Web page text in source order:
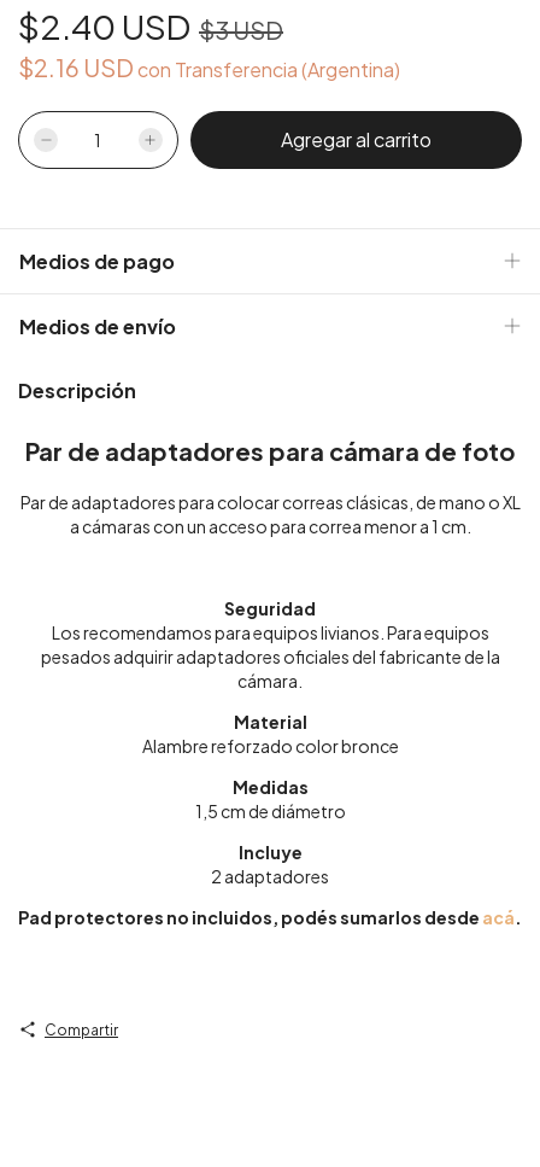
$2.40 USD $3 USD
$2.16 USDcon Transferencia (Argentina)
Medios de pago
Medios de envío
Descripción
Par de adaptadores para cámara de foto
Par de adaptadores para colocar correas clásicas, de mano o XL
a cámaras con un acceso para correa menor a 1 cm.
Seguridad
Los recomendamos para equipos livianos. Para equipos
pesados adquirir adaptadores oficiales del fabricante de la
cámara.
Material
Alambre reforzado color bronce
Medidas
1,5 cm de diámetro
Incluye
2 adaptadores
Pad protectores no incluidos, podés sumarlos desde acá.
Compartir